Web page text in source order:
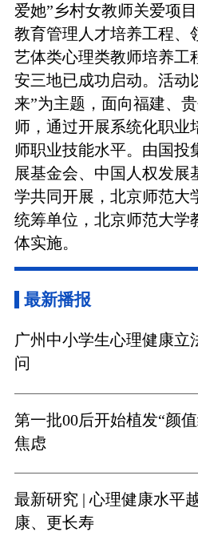
爱她”乡村女教师关爱项
教育管理人才培养工程、
艺体类心理类教师培养工
安三地已成功启动。活动
来”为主题，面向福建、
师，通过开展系统化职业
师职业技能水平。由国投
展基金会、中国人权发展
学共同开展，北京师范大
统筹单位，北京师范大学
体实施。
最新播报
广州中小学生心理健康立
问
第一批00后开始植发“颜
焦虑
最新研究 | 心理健康水平
康、更长寿